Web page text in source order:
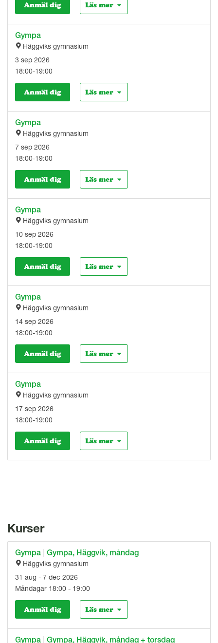
Anmäl dig Läs mer
Gympa
Häggviks gymnasium
3 sep 2026
18:00-19:00
Anmäl dig Läs mer
Gympa
Häggviks gymnasium
7 sep 2026
18:00-19:00
Anmäl dig Läs mer
Gympa
Häggviks gymnasium
10 sep 2026
18:00-19:00
Anmäl dig Läs mer
Gympa
Häggviks gymnasium
14 sep 2026
18:00-19:00
Anmäl dig Läs mer
Gympa
Häggviks gymnasium
17 sep 2026
18:00-19:00
Anmäl dig Läs mer
Kurser
Gympa Gympa, Häggvik, måndag
Häggviks gymnasium
31 aug - 7 dec 2026
Måndagar 18:00 - 19:00
Anmäl dig Läs mer
Gympa Gympa, Häggvik, måndag + torsdag